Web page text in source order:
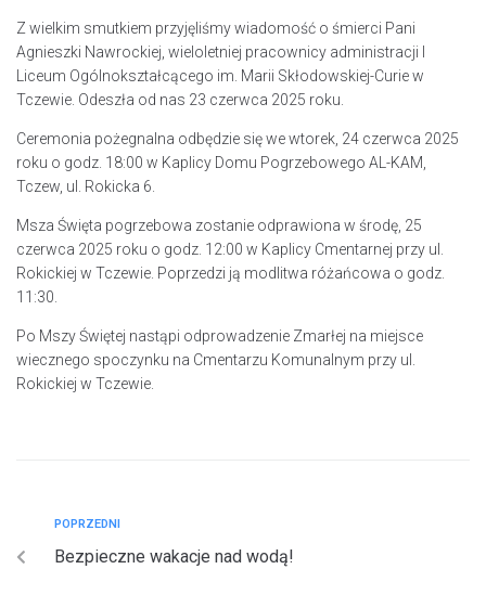
Z wielkim smutkiem przyjęliśmy wiadomość o śmierci Pani
Agnieszki Nawrockiej, wieloletniej pracownicy administracji I
Liceum Ogólnokształcącego im. Marii Skłodowskiej-Curie w
Tczewie. Odeszła od nas 23 czerwca 2025 roku.
Ceremonia pożegnalna odbędzie się we wtorek, 24 czerwca 2025
roku o godz. 18:00 w Kaplicy Domu Pogrzebowego AL-KAM,
Tczew, ul. Rokicka 6.
Msza Święta pogrzebowa zostanie odprawiona w środę, 25
czerwca 2025 roku o godz. 12:00 w Kaplicy Cmentarnej przy ul.
Rokickiej w Tczewie. Poprzedzi ją modlitwa różańcowa o godz.
11:30.
Po Mszy Świętej nastąpi odprowadzenie Zmarłej na miejsce
wiecznego spoczynku na Cmentarzu Komunalnym przy ul.
Rokickiej w Tczewie.
POPRZEDNI
Bezpieczne wakacje nad wodą!